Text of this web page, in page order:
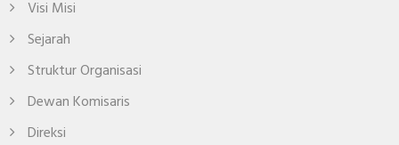
Visi Misi
Sejarah
Struktur Organisasi
Dewan Komisaris
Direksi